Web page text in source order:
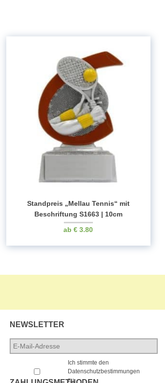
Standpreis „Mellau Tennis“ mit
Beschriftung S1663 | 10cm
€ 3.80
NEWSLETTER
E-
Mail-
Ich stimmte den
Datenschutzbestimmungen
zu.